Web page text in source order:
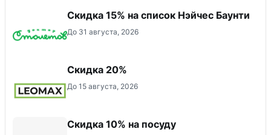
Скидка 15% на список Нэйчес Баунти
До 31 августа, 2026
Скидка 20%
До 15 августа, 2026
Скидка 10% на посуду